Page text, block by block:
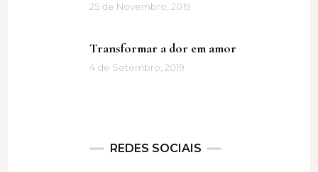
25 de Novembro, 2019
Transformar a dor em amor
4 de Setembro, 2019
REDES SOCIAIS